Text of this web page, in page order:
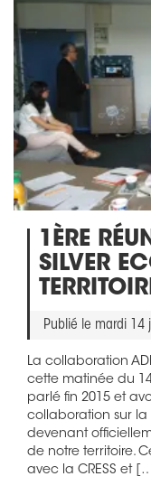
1ÈRE
SILVER
Publié le mardi 14
La collaboration
cette matinée du
parlé fin 2015 et
collaboration sur la
devenant
de notre territoire.
avec la CRESS et